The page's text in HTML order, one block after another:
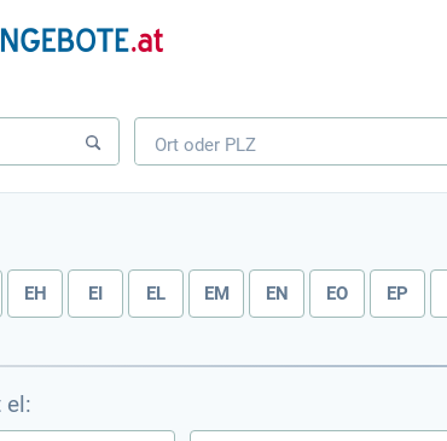
EH EI EL EM EN EO EP
el: